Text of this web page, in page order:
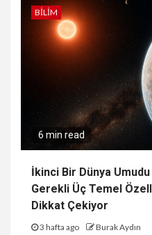
BILIM
6 min read
İkinci Bir Dünya
Gerekli Üç Temel
Dikkat Çekiyor
3 hafta ago Burak Aydın